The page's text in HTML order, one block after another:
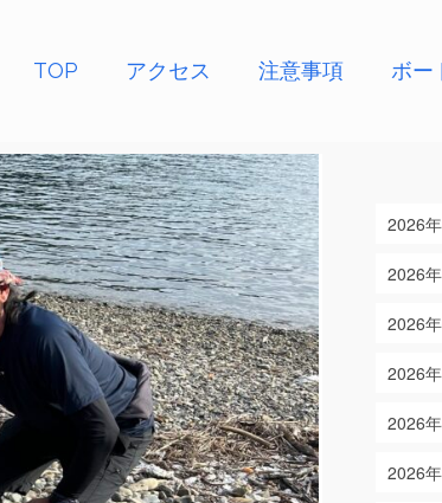
TOP アクセス 注意事項 ボー
2026
2026
2026
2026
2026
2026